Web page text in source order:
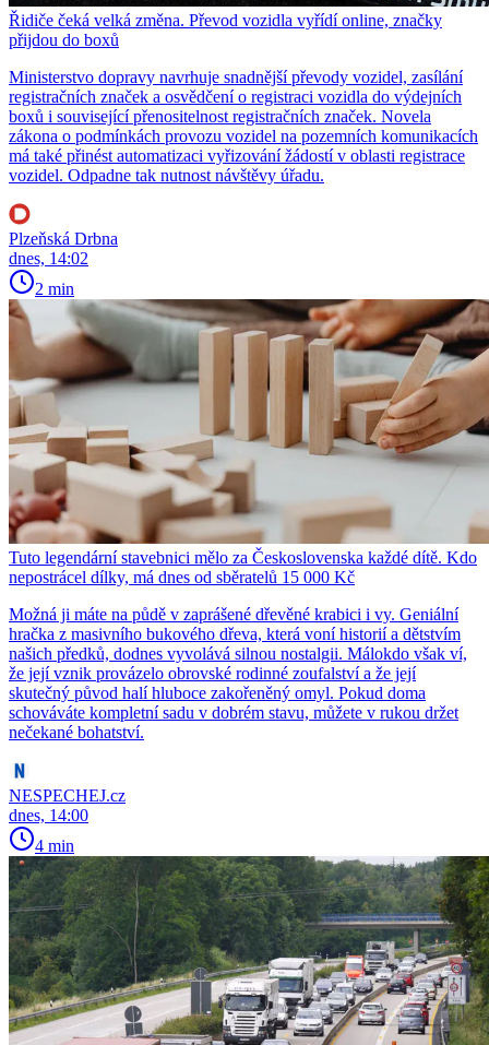
Řidiče čeká velká změna. Převod vozidla vyřídí online, značky
přijdou do boxů
Ministerstvo dopravy navrhuje snadnější převody vozidel, zasílání
registračních značek a osvědčení o registraci vozidla do výdejních
boxů i související přenositelnost registračních značek. Novela
zákona o podmínkách provozu vozidel na pozemních komunikacích
má také přinést automatizaci vyřizování žádostí v oblasti registrace
vozidel. Odpadne tak nutnost návštěvy úřadu.
Plzeňská Drbna
dnes, 14:02
2 min
Tuto legendární stavebnici mělo za Československa každé dítě. Kdo
nepostrácel dílky, má dnes od sběratelů 15 000 Kč
Možná ji máte na půdě v zaprášené dřevěné krabici i vy. Geniální
hračka z masivního bukového dřeva, která voní historií a dětstvím
našich předků, dodnes vyvolává silnou nostalgii. Málokdo však ví,
že její vznik provázelo obrovské rodinné zoufalství a že její
skutečný původ halí hluboce zakořeněný omyl. Pokud doma
schováváte kompletní sadu v dobrém stavu, můžete v rukou držet
nečekané bohatství.
NESPECHEJ.cz
dnes, 14:00
4 min